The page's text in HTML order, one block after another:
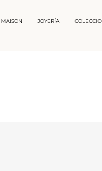
MAISON JOYERÍA